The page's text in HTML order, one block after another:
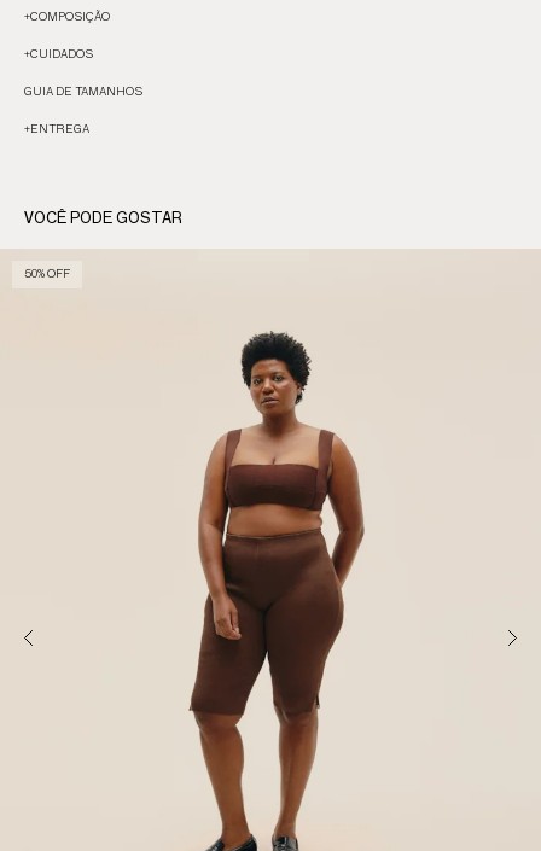
+COMPOSIÇÃO
+CUIDADOS
GUIA DE TAMANHOS
+ENTREGA
VOCÊ PODE GOSTAR
50% OFF